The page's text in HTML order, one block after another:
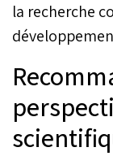
la recherche